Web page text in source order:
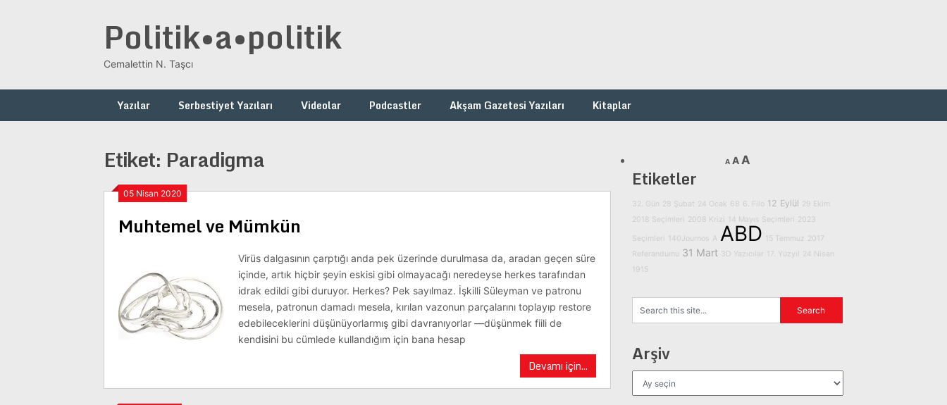
Politik•a•politik
Cemalettin N. Taşcı
Yazılar Serbestiyet Yazıları Videolar Podcastler Akşam Gazetesi Yazıları Kitaplar
Etiket: Paradigma
05 Nisan 2020
Muhtemel ve Mümkün
Virüs dalgasının çarptığı anda pek üzerinde durulmasa da, aradan geçen süre
içinde, artık hiçbir şeyin eskisi gibi olmayacağı neredeyse herkes tarafından
idrak edildi gibi duruyor. Herkes? Pek sayılmaz. İşkilli Süleyman ve patronu
mesela, patronun damadı mesela, kırılan vazonun parçalarını toplayıp restore
edebileceklerini düşünüyorlarmış gibi davranıyorlar —düşünmek fiili de
kendisini bu cümlede kullandığım için bana hesap
Devamı için...
A AA
Etiketler
32. Gün 28 Şubat 24 Ocak 68 6. Filo 12 Eylül 29 Ekim
2018 Seçimleri
2008 Krizi 14 Mayıs Seçimleri 2023
Seçimleri 140Journos A ABD 15 Temmuz 2017
Referandumu 31 Mart 3D Yazıcılar 17. Yüzyıl
24 Nisan
1915
Arşiv